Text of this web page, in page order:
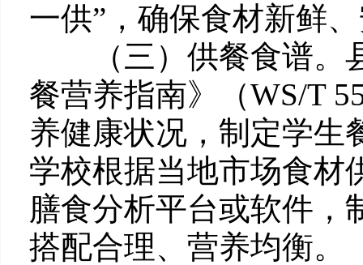
一供”，确保食材新鲜
（三）供餐食谱。县
餐营养指南》（WS/T
养健康状况，制定学生
学校根据当地市场食材
膳食分析平台或软件，
搭配合理、营养均衡。